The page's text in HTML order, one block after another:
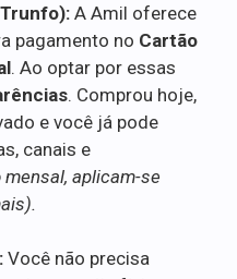
A Amil oferece
pagamento no Cartão
. Ao optar por essas
. Comprou hoje,
e você já pode
canais e
aplicam-se
Você não precisa